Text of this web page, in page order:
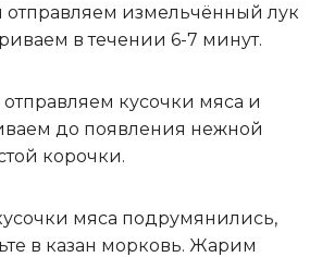
отправляем измельчённый лук
в течении 6-7 минут.
отправляем кусочки мяса и
до появления нежной
корочки.
мяса подрумянились,
в казан морковь. Жарим